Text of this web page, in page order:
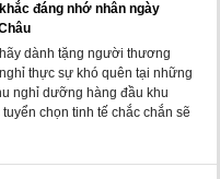
đáng nhớ nhân ngày
dành tặng người thương
thực sự khó quên tại những
nghỉ dưỡng hàng đầu khu
chọn tinh tế chắc chắn sẽ